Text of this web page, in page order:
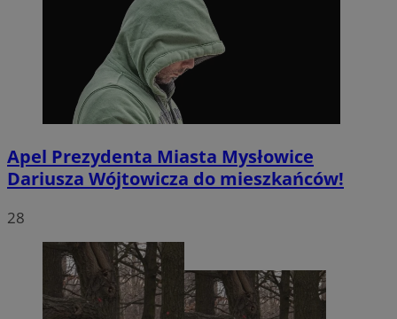
Apel Prezydenta Miasta Mysłowice
Dariusza Wójtowicza do mieszkańców!
28